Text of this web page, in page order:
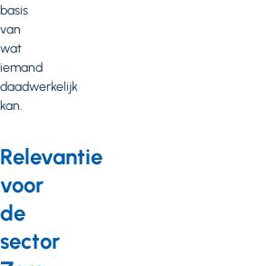
basis
van
wat
iemand
daadwerkelijk
kan.
Relevantie
voor
de
sector